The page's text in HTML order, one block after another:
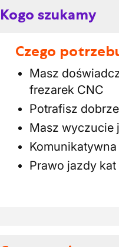
Kogo szukamy
Czego
Masz
frezarek CNC
Potrafisz
Masz wyczucie
Prawo jazdy kat